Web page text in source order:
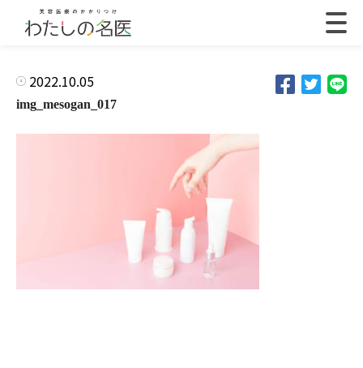
2022.10.05
img_mesogan_017